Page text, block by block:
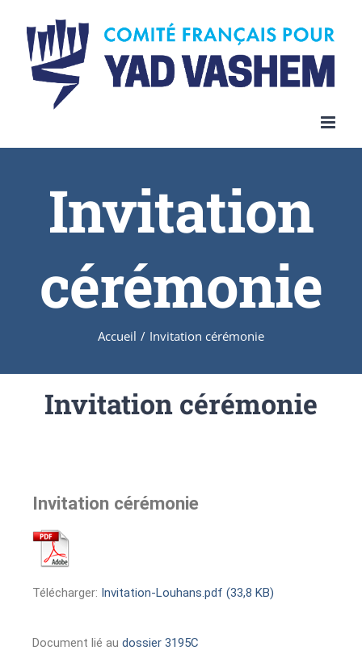
Invitation
cérémonie
Accueil / Invitation cérémonie
Invitation cérémonie
Invitation cérémonie
Télécharger: Invitation-Louhans.pdf (33,8 KB)
Document lié au dossier 3195C